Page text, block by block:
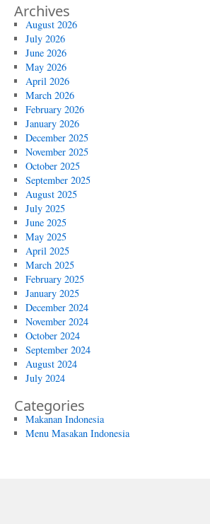
Archives
August 2026
July 2026
June 2026
May 2026
April 2026
March 2026
February 2026
January 2026
December 2025
November 2025
October 2025
September 2025
August 2025
July 2025
June 2025
May 2025
April 2025
March 2025
February 2025
January 2025
December 2024
November 2024
October 2024
September 2024
August 2024
July 2024
Categories
Makanan Indonesia
Menu Masakan Indonesia